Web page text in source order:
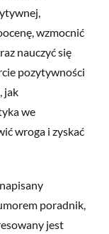
wzmocnić
nauczyć się
pozytywności
jak
we
wroga i zyskać
poradnik,
jest